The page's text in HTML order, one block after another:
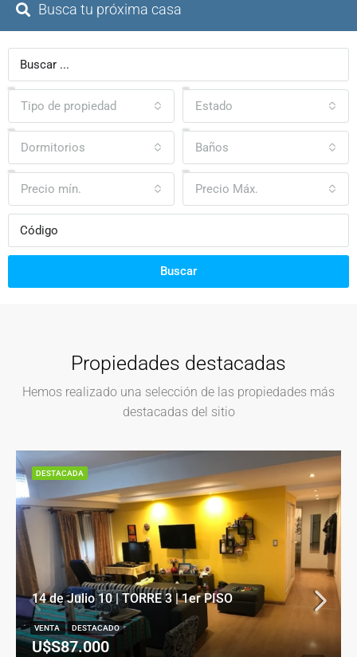
Busca tu próxima casa
Tipo de propiedad Estado
Dormitorios Baños
Precio mín. Precio Máx.
Buscar
Propiedades destacadas
Hemos realizado una selección de las propiedades más
destacadas del sitio
14 de Julio 10 | TORRE 3 | 1er PISO
U$S87.000
VENTA DESTACADO
DESTACADA